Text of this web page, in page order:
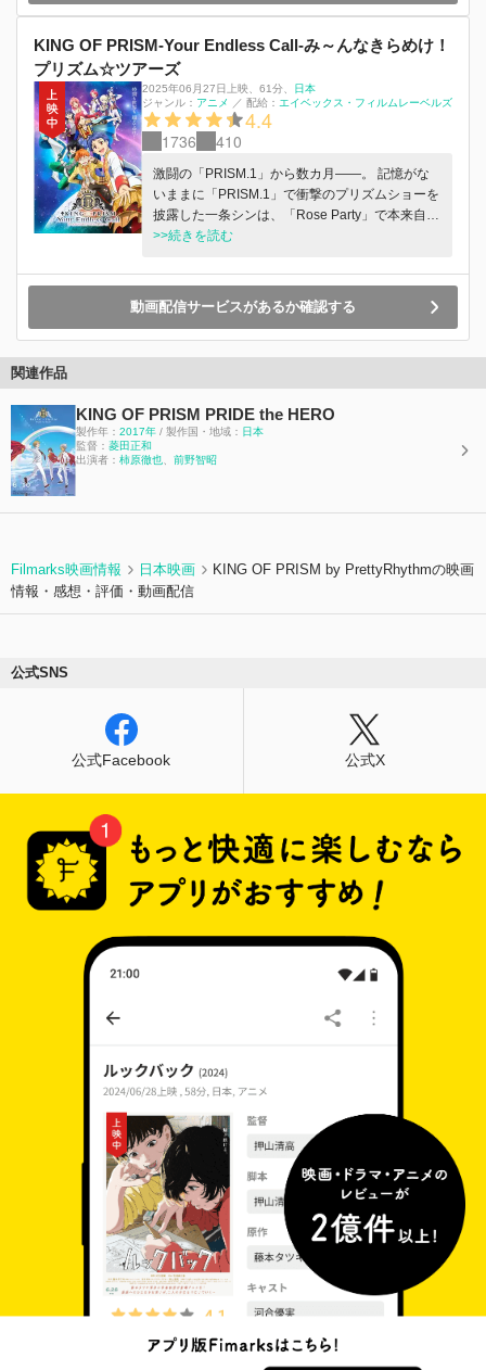
KING OF PRISM-Your Endless Call-み～んなきらめけ！
プリズム☆ツアーズ
2025年06月27日上映 61分
日本
ジャンル： アニメ ／ 配給： エイベックス・フィルムレーベルズ
4.4
1736 410
激闘の「PRISM.1」から数カ月――。 記憶がな
いままに「PRISM.1」で衝撃のプリズムショーを
披露した一条シンは、「Rose Party」で本来自分
のしたかったショーをファンに届けたものの、晴
元気づけるため、プリズムスタァユニット・
SePTENTRION(ルビ：セプテントリオン)の 7 人
は十王院グループが秘密裏に開発したタイムマシ
ンに乗り込み、7 人で初めてライブをした
「DearCrown クリスマスライブ」を見に行くこ
験し、時空旅行を楽しむ一同。 しかし突如プリ
ズムの煌めきが混線し、時空の割れ目から「マス
コットの地獄」へと落ちてしまう。 そこにはシ
Gods’ Star」が下される――。 さらに、シンの体
に眠るシャインの魂、そしてルヰを抹消するた
集合！ 誰も見たことのない新たな出逢いとステ
>>続きを読む
動画配信サービスがあるか確認する
関連作品
KING OF PRISM PRIDE the HERO
製作年： 2017年 / 製作国・地域： 日本
監督： 菱田正和
出演者： 柿原徹也 前野智昭
Filmarks映画情報 日本映画
KING OF PRISM by PrettyRhythmの映画
情報・感想・評価・動画配信
公式SNS
公式Facebook 公式X